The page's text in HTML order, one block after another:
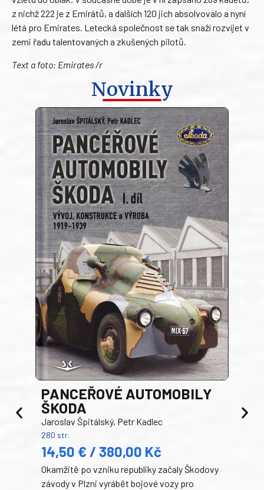
z nichž 222 je z Emirátů, a dalších 120 jich absolvovalo a nyní
létá pro Emirates. Letecká společnost se tak snaží rozvíjet v
zemi řadu talentovaných a zkušených pilotů.
Text a foto: Emirates /r
Novinky
PANCEŘOVÉ AUTOMOBILY
ŠKODA
Jaroslav Špitálský, Petr Kadlec
280 str.
14,50 € / 380,00 Kč
Okamžitě po vzniku republiky začaly Škodovy
závody v Plzni vyrábět bojové vozy pro